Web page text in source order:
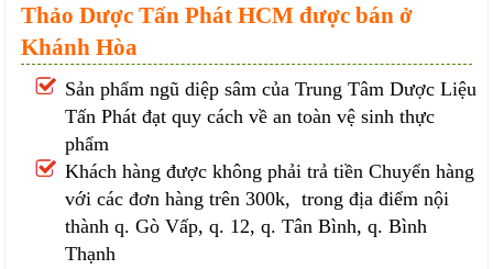
Thảo Dược Tấn Phát HCM được bán ở
Khánh Hòa
Sản phẩm ngũ diệp sâm của Trung Tâm Dược Liệu
Tấn Phát đạt quy cách về an toàn vệ sinh thực
phẩm
Khách hàng được không phải trả tiền Chuyển hàng
với các đơn hàng trên 300k, trong địa điểm nội
thành q. Gò Vấp, q. 12, q. Tân Bình, q. Bình
Thạnh